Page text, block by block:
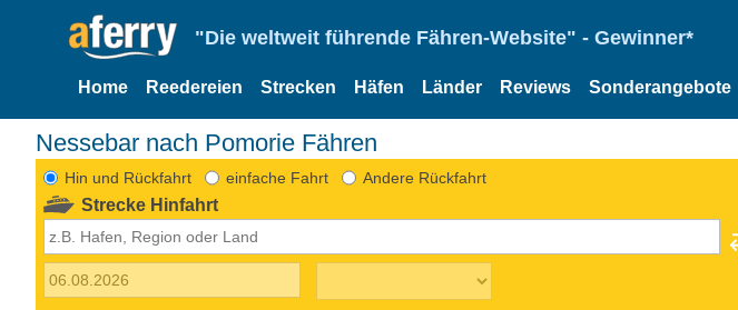
"Die weltweit führende Fähren-Website" - Gewinner*
Home Reedereien Strecken Häfen Länder Reviews Sonderangebote
Nessebar nach Pomorie Fähren
Hin und Rückfahrt einfache Fahrt Andere Rückfahrt
Strecke Hinfahrt